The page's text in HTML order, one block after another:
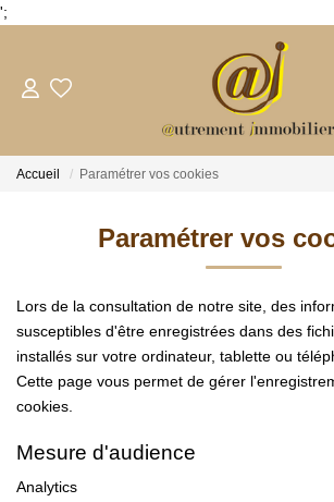
';
NOTRE AGENCE
LOCATIONS
GESTION
NOS PLUS
Accueil Paramétrer vos cookies
Paramétrer vos
Lors de la consultation de notre site, des
susceptibles d'être enregistrées dans des
installés sur votre ordinateur, tablette ou
Cette page vous permet de gérer
cookies.
Mesure d'audience
Analytics